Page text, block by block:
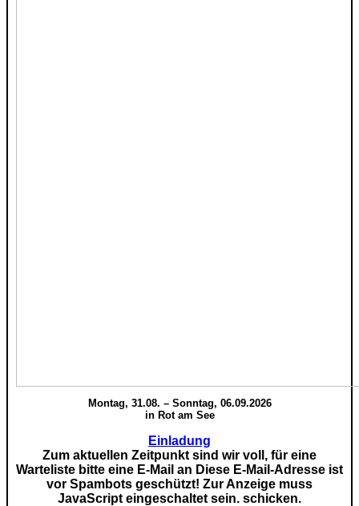
Montag, 31.08. – Sonntag, 06.09.2026
in Rot am See
Einladung
Zum aktuellen Zeitpunkt sind wir voll, für eine
Warteliste bitte eine E-Mail an Diese E-Mail-Adresse ist
vor Spambots geschützt! Zur Anzeige muss
JavaScript eingeschaltet sein. schicken.